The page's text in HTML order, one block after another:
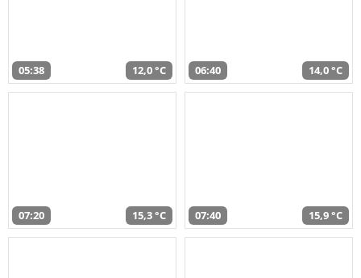
05:38 12,0 °C 06:40 14,0 °C
07:20 15,3 °C 07:40 15,9 °C